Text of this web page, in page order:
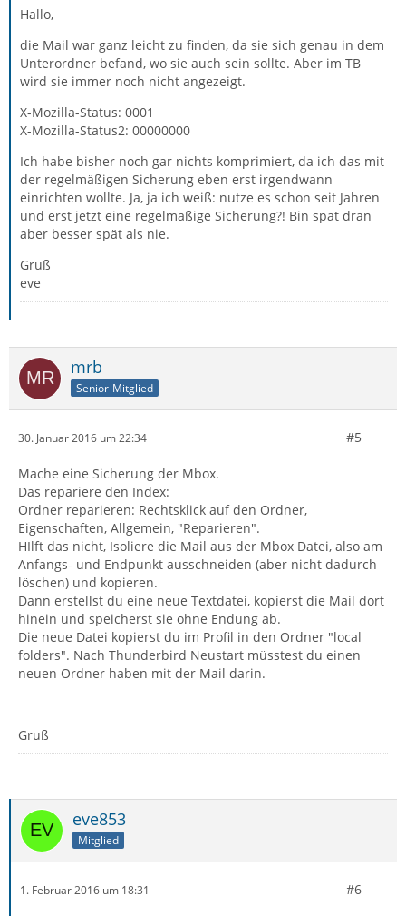
Hallo,
die Mail war ganz leicht zu finden, da sie sich genau in dem
Unterordner befand, wo sie auch sein sollte. Aber im TB
wird sie immer noch nicht angezeigt.
X-Mozilla-Status: 0001
X-Mozilla-Status2: 00000000
Ich habe bisher noch gar nichts komprimiert, da ich das mit
der regelmäßigen Sicherung eben erst irgendwann
einrichten wollte. Ja, ja ich weiß: nutze es schon seit Jahren
und erst jetzt eine regelmäßige Sicherung?! Bin spät dran
aber besser spät als nie.
Gruß
eve
mrb
Senior-Mitglied
30. Januar 2016 um 22:34 #5
Mache eine Sicherung der Mbox.
Das repariere den Index:
Ordner reparieren: Rechtsklick auf den Ordner,
Eigenschaften, Allgemein, "Reparieren".
HIlft das nicht, Isoliere die Mail aus der Mbox Datei, also am
Anfangs- und Endpunkt ausschneiden (aber nicht dadurch
löschen) und kopieren.
Dann erstellst du eine neue Textdatei, kopierst die Mail dort
hinein und speicherst sie ohne Endung ab.
Die neue Datei kopierst du im Profil in den Ordner "local
folders". Nach Thunderbird Neustart müsstest du einen
neuen Ordner haben mit der Mail darin.
Gruß
eve853
Mitglied
1. Februar 2016 um 18:31 #6